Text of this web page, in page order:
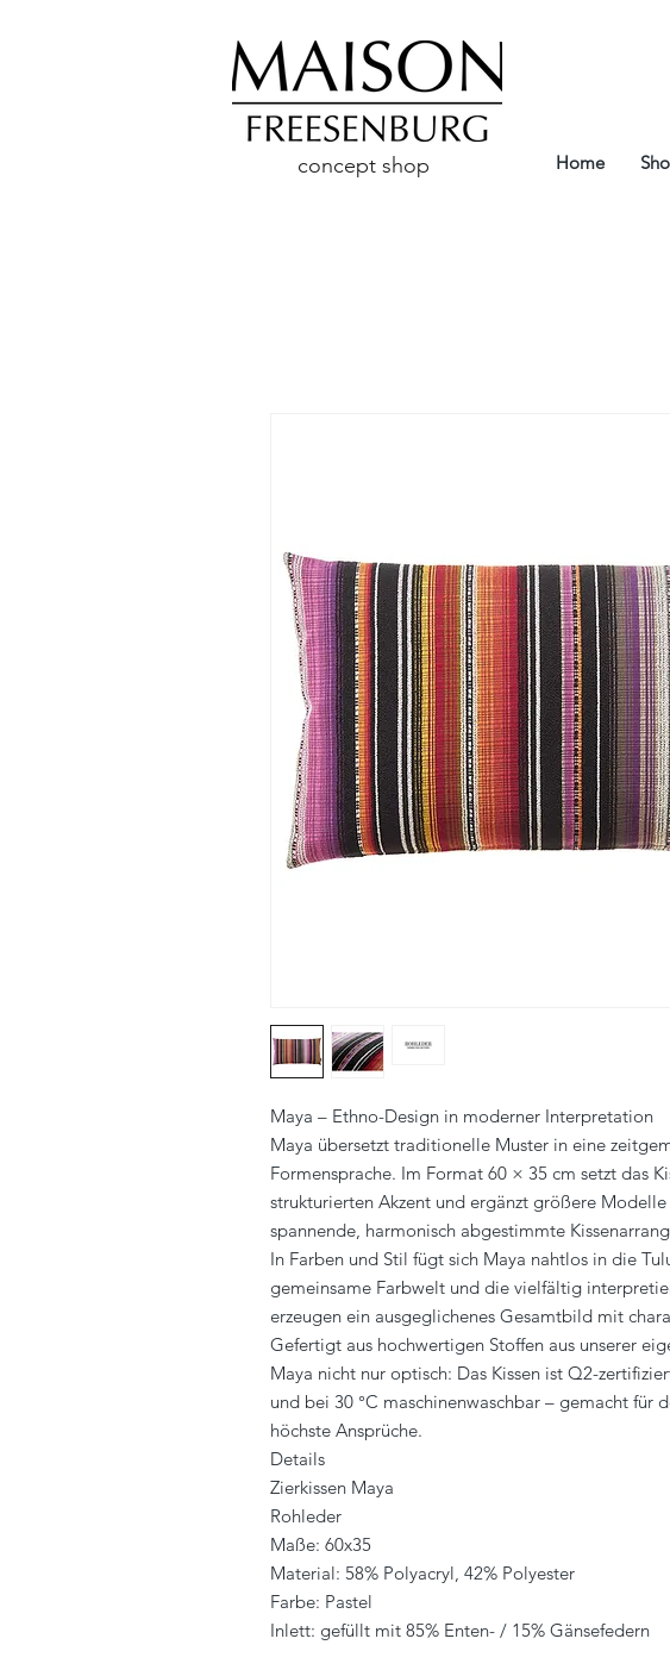
concept shop Home
Maya – Ethno-Design in moderner Interpretation
Maya übersetzt traditionelle Muster in eine
Formensprache. Im Format 60 × 35 cm setzt das
strukturierten Akzent und ergänzt größere
spannende, harmonisch abgestimmte
In Farben und Stil fügt sich Maya nahtlos in die
gemeinsame Farbwelt und die vielfältig
erzeugen ein ausgeglichenes Gesamtbild mit
Gefertigt aus hochwertigen Stoffen aus unserer
Maya nicht nur optisch: Das Kissen ist Q2-
und bei 30 °C maschinenwaschbar – gemacht für
höchste Ansprüche.
Details
Zierkissen Maya
Rohleder
Maße: 60x35
Material: 58% Polyacryl, 42% Polyester
Farbe: Pastel
Inlett: gefüllt mit 85% Enten- / 15% Gänsefedern